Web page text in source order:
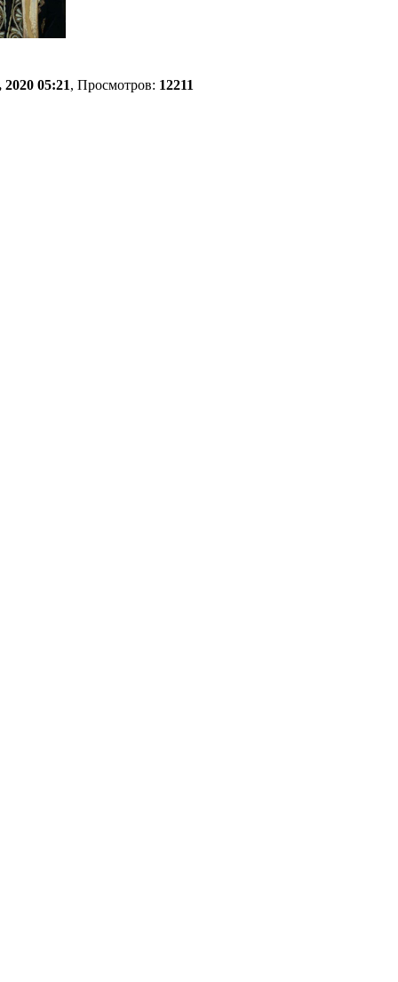
05:21, Просмотров: 12211